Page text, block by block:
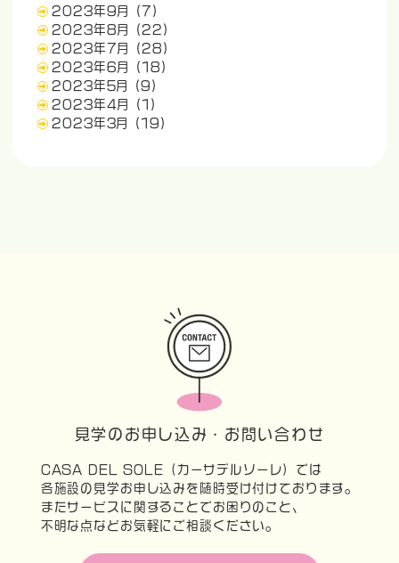
2023年9月
(7)
2023年8月
(22)
2023年7月
(28)
2023年6月
(18)
2023年5月
(9)
2023年4月
(1)
2023年3月
(19)
見学のお申し込み・お問い合わせ
CASA DEL SOLE（カーサデルソーレ）では
各施設の見学お申し込みを随時受け付けております。
またサービスに関することでお困りのこと、
不明な点などお気軽にご相談ください。